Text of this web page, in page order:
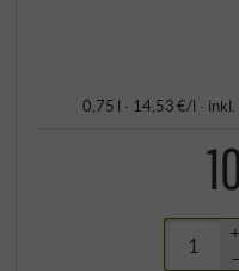
0,75 l · 14,53 €/l · inkl.
+
–